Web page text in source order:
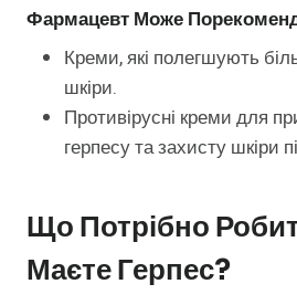
Фармацевт Може
Креми, які полегшують
шкіри.
Противірусні креми для
герпесу та захисту шкіри
Що Потрібно
Маєте Герпес?